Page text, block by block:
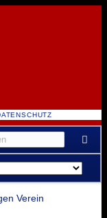
Verein